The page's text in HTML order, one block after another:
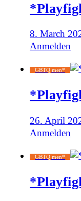
8. March
Anmelden
GBTQ men*
26. April
Anmelden
GBTQ men*